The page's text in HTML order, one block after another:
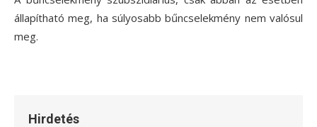
állapítható meg, ha súlyosabb bűncselekmény nem valósul
meg.
Hirdetés